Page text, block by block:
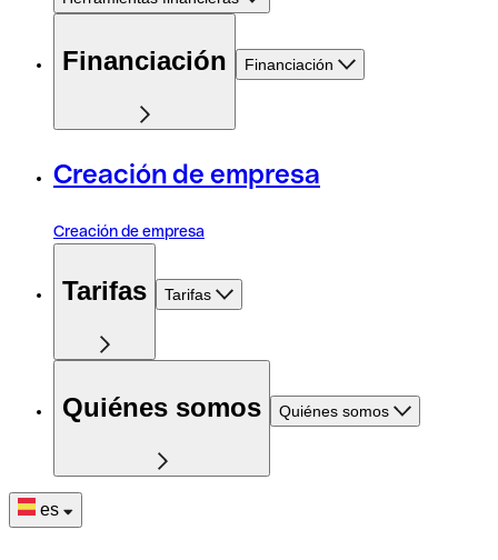
Financiación Financiación
Creación de empresa
Creación de empresa
Tarifas Tarifas
Quiénes somos Quiénes somos
es